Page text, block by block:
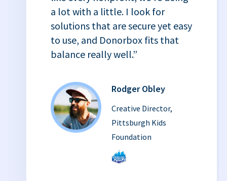
a lot with a little. I look for
solutions that are secure yet easy
to use, and Donorbox fits that
balance really well.”
Rodger Obley
Creative Director,
Pittsburgh Kids
Foundation